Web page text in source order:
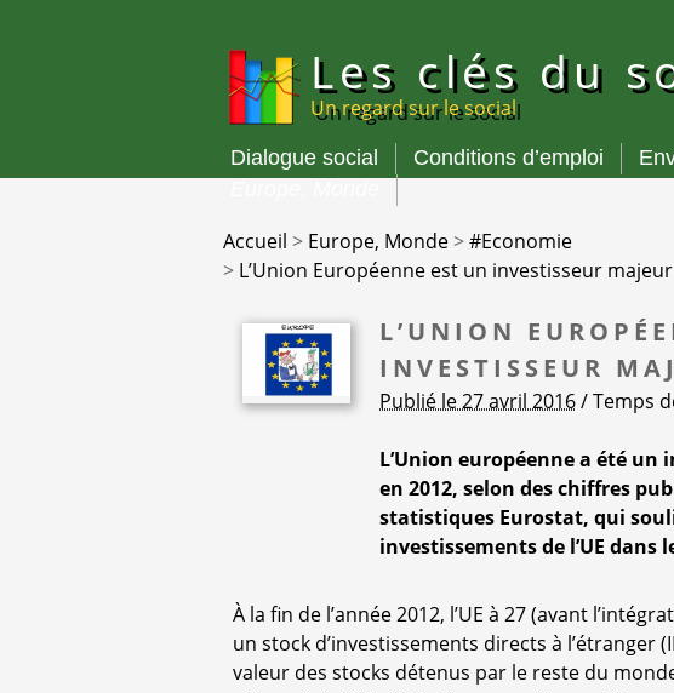
Les clés du
Un regard sur le social
Menu
Dialogue social Conditions d’emploi
Accueil > Europe, Monde>#Economie
> L’Union Européenne est un investisseur
L’UNION
INVESTISSEUR
Publié le 27 avril 2016/ Temps
L’Union européenne a été
en 2012, selon des chiffres
statistiques Eurostat, qui
investissements de l’UE dans
À la fin de l’année 2012, l’UE à 27 (avant
un stock d’investissements directs à l’étranger
valeur des stocks détenus par le reste du